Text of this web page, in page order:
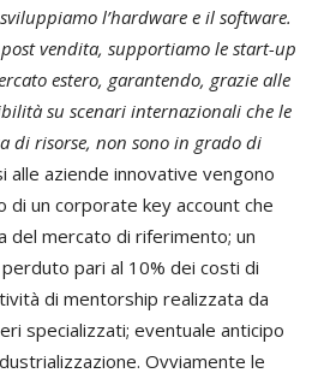
l’hardware e il software.
post vendita, supportiamo le start-up
estero, garantendo, grazie alle
su scenari internazionali che le
di risorse, non sono in grado di
alle aziende innovative vengono
di un corporate key account che
del mercato di riferimento; un
pari al 10% dei costi di
di mentorship realizzata da
specializzati; eventuale anticipo
Ovviamente le